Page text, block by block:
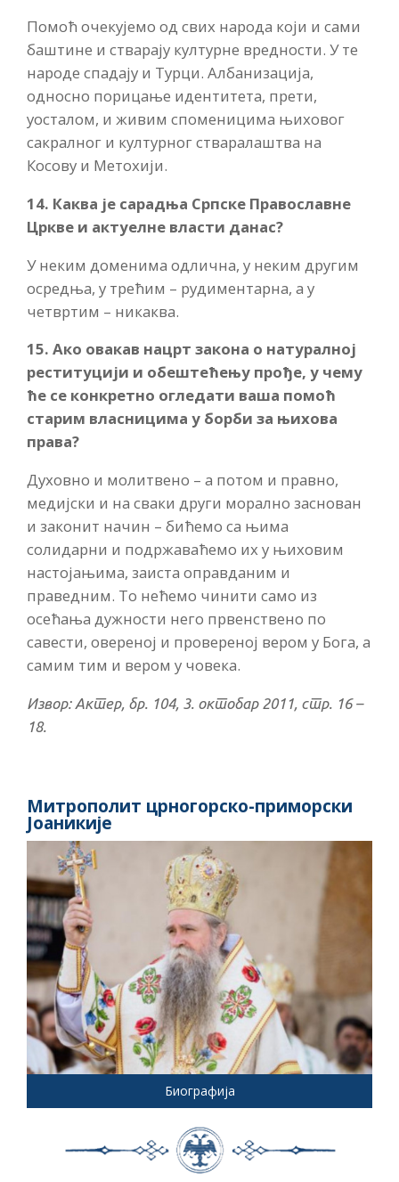
Помоћ очекујемо од свих народа који и сами
баштине и стварају културне вредности. У те
народе спадају и Турци. Албанизација,
односно порицање идентитета, прети,
уосталом, и живим споменицима њиховог
сакралног и културног стваралаштва на
Косову и Метохији.
14. Каква је сарадња Српске Православне
Цркве и актуелне власти данас?
У неким доменима одлична, у неким другим
осредња, у трећим – рудиментарна, а у
четвртим – никаква.
15. Ако овакав нацрт закона о натуралној
реституцији и обештећењу прође, у чему
ће се конкретно огледати ваша помоћ
старим власницима у борби за њихова
права?
Духовно и молитвено – а потом и правно,
медијски и на сваки други морално заснован
и законит начин – бићемо са њима
солидарни и подржаваћемо их у њиховим
настојањима, заиста оправданим и
праведним. То нећемо чинити само из
осећања дужности него првенствено по
савести, овереној и провереној вером у Бога, а
самим тим и вером у човека.
Извор: Актер, бр. 104, 3. октобар 2011, стр. 16 –
18.
Митрополит црногорско-приморски
Јоаникије
Биографија